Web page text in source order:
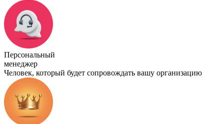
Персональный
менеджер
Человек, который будет сопровождать вашу организацию